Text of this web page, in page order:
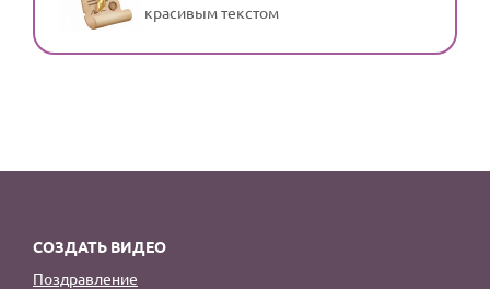
красивым текстом
СОЗДАТЬ ВИДЕО
Поздравление